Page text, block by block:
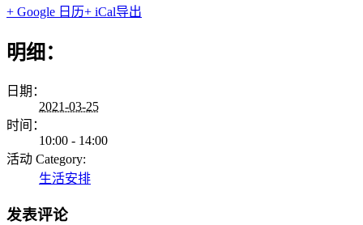
+ Google 日历+ iCal导出
明细：
日期：
2021-03-25
时间：
10:00 - 14:00
活动 Category:
生活安排
发表评论